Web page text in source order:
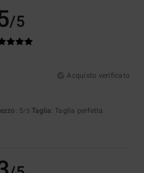
/5
Acquisto verificato
: 5/5 Taglia: Taglia perfetta